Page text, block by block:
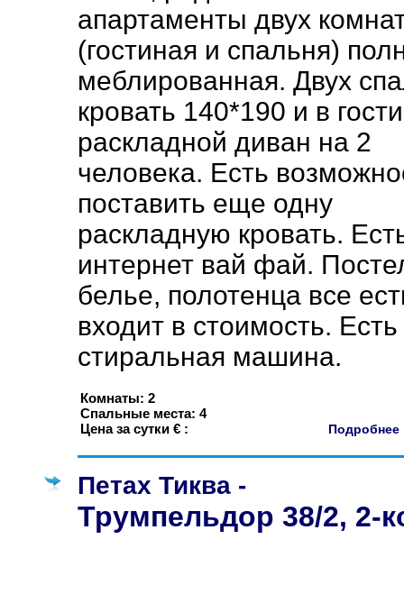
апартаменты двух
(гостиная и спальня)
меблированная. Двух
кровать 140*190 и в
раскладной диван на 2
человека. Есть
поставить еще одну
раскладную кровать.
интернет вай фай.
белье, полотенца все
входит в стоимость. Есть
стиральная машина.
Комнаты: 2
Спальные места: 4
Цена за сутки € :
Петах Тиква -
Трумпельдор 38/2, 2-